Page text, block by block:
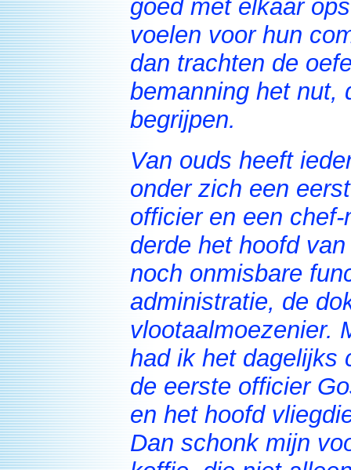
goed met elkaar
voelen voor hun
dan trachten de
bemanning het nut,
begrijpen.
Van ouds heeft
onder zich een
officier en een
derde het hoofd
noch onmisbare
administratie, de
vlootaalmoezenier.
had ik het dagelijks
de eerste officier
en het hoofd
Dan schonk mijn